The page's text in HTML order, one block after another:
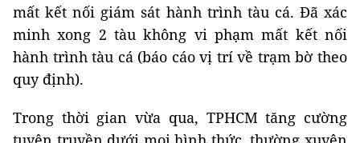
mất kết nối giám sát hành trình tàu cá. Đã xác
minh xong 2 tàu không vi phạm mất kết nối
hành trình tàu cá (báo cáo vị trí về trạm bờ theo
quy định).
Trong thời gian vừa qua, TPHCM tăng cường